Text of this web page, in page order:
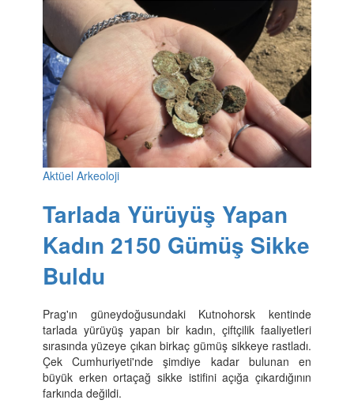
Aktüel Arkeoloji
Tarlada Yürüyüş Yapan
Kadın 2150 Gümüş Sikke
Buldu
Prag'ın güneydoğusundaki Kutnohorsk kentinde
tarlada yürüyüş yapan bir kadın, çiftçilik faaliyetleri
sırasında yüzeye çıkan birkaç gümüş sikkeye rastladı.
Çek Cumhuriyeti'nde şimdiye kadar bulunan en
büyük erken ortaçağ sikke istifini açığa çıkardığının
farkında değildi.